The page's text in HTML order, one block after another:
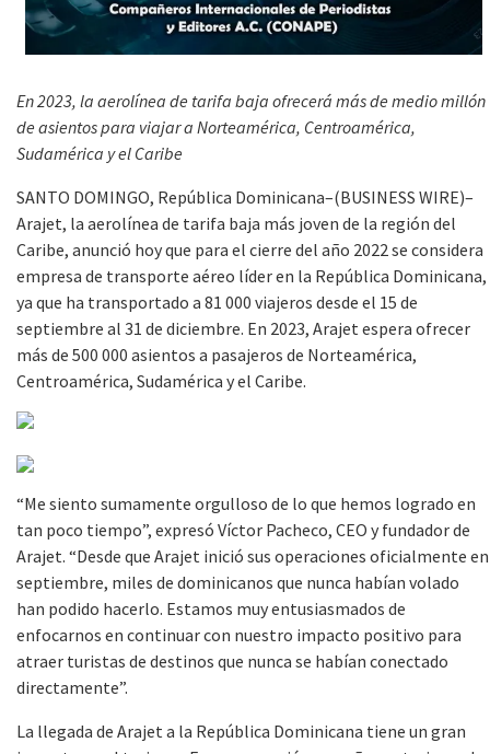
En 2023, la aerolínea de tarifa baja ofrecerá más de medio millón
de asientos para viajar a Norteamérica, Centroamérica,
Sudamérica y el Caribe
SANTO DOMINGO, República Dominicana–(BUSINESS WIRE)–
Arajet, la aerolínea de tarifa baja más joven de la región del
Caribe, anunció hoy que para el cierre del año 2022 se considera
empresa de transporte aéreo líder en la República Dominicana,
ya que ha transportado a 81 000 viajeros desde el 15 de
septiembre al 31 de diciembre. En 2023, Arajet espera ofrecer
más de 500 000 asientos a pasajeros de Norteamérica,
Centroamérica, Sudamérica y el Caribe.
“Me siento sumamente orgulloso de lo que hemos logrado en
tan poco tiempo”, expresó Víctor Pacheco, CEO y fundador de
Arajet. “Desde que Arajet inició sus operaciones oficialmente en
septiembre, miles de dominicanos que nunca habían volado
han podido hacerlo. Estamos muy entusiasmados de
enfocarnos en continuar con nuestro impacto positivo para
atraer turistas de destinos que nunca se habían conectado
directamente”.
La llegada de Arajet a la República Dominicana tiene un gran